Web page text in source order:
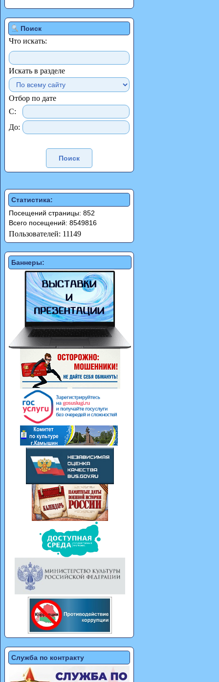
Поиск
Что искать:
Искать в разделе
Отбор по дате
С:
До:
Статистика:
Посещений страницы: 852
Всего посещений: 8549816
Пользователей: 11149
Баннеры:
Служба по контракту